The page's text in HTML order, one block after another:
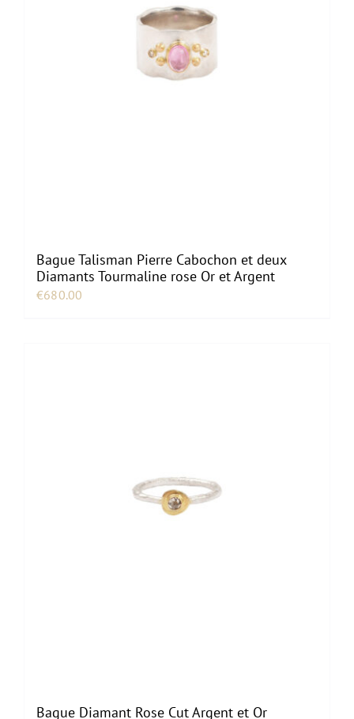
Bague Talisman Pierre Cabochon et deux
Diamants Tourmaline rose Or et Argent
€680.00
Bague Diamant Rose Cut Argent et Or